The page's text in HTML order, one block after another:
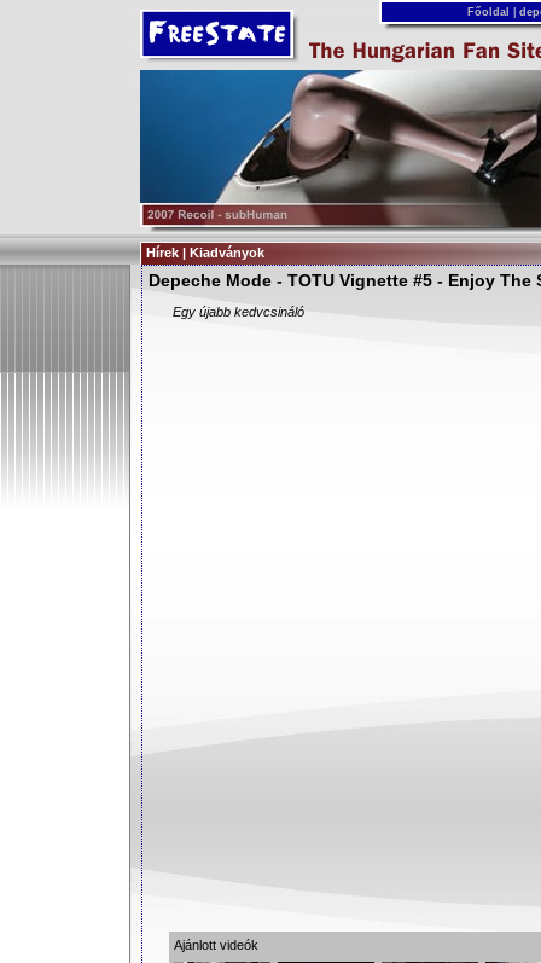
Főoldal
Hírek | Kiadványok
Depeche Mode - TOTU Vignette #5 - Enjoy The
Egy újabb kedvcsináló
Ajánlott videók